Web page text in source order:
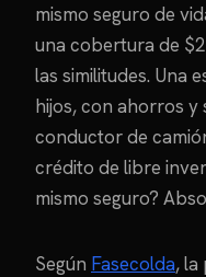
mismo seguro de
una cobertura de
las similitudes. Una
hijos, con ahorros y
conductor de
crédito de libre
mismo seguro?
Según Fasecolda, la